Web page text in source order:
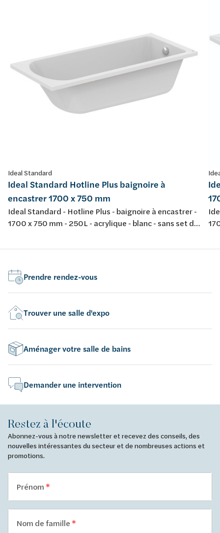
Ideal Standard
Ideal Standard Hotline Plus baignoire à
encastrer 1700 x 750 mm
Ideal Standard - Hotline Plus - baignoire à encastrer -
1700 x 750 mm - 250L - acrylique - blanc - sans set de
Prendre rendez-vous
Trouver une salle d'expo
Aménager votre salle de bains
Demander une intervention
Restez à l'écoute
Abonnez-vous à notre newsletter et recevez des conseils, des
nouvelles intéressantes du secteur et de nombreuses actions et
promotions.
Prénom
Nom de famille